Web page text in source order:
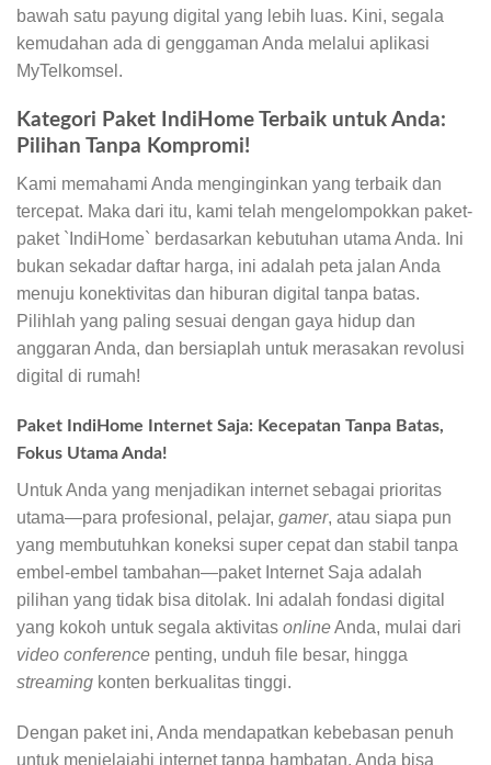
bawah satu payung digital yang lebih luas. Kini, segala
kemudahan ada di genggaman Anda melalui aplikasi
MyTelkomsel.
Kategori Paket IndiHome Terbaik untuk Anda:
Pilihan Tanpa Kompromi!
Kami memahami Anda menginginkan yang terbaik dan
tercepat. Maka dari itu, kami telah mengelompokkan paket-
paket `IndiHome` berdasarkan kebutuhan utama Anda. Ini
bukan sekadar daftar harga, ini adalah peta jalan Anda
menuju konektivitas dan hiburan digital tanpa batas.
Pilihlah yang paling sesuai dengan gaya hidup dan
anggaran Anda, dan bersiaplah untuk merasakan revolusi
digital di rumah!
Paket IndiHome Internet Saja: Kecepatan Tanpa Batas,
Fokus Utama Anda!
Untuk Anda yang menjadikan internet sebagai prioritas
utama—para profesional, pelajar, gamer, atau siapa pun
yang membutuhkan koneksi super cepat dan stabil tanpa
embel-embel tambahan—paket Internet Saja adalah
pilihan yang tidak bisa ditolak. Ini adalah fondasi digital
yang kokoh untuk segala aktivitas onlineAnda, mulai dari
video conference penting, unduh file besar, hingga
streaming konten berkualitas tinggi.
Dengan paket ini, Anda mendapatkan kebebasan penuh
untuk menjelajahi internet tanpa hambatan. Anda bisa